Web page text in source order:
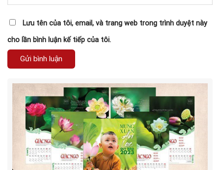
Lưu tên của tôi, email, và trang web trong trình duyệt này
cho lần bình luận kế tiếp của tôi.